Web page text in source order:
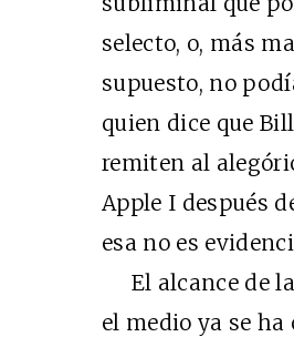
selecto, o, más
supuesto, no
quien dice que
remiten al
Apple I después
esa no es
El alcance de
el medio ya se